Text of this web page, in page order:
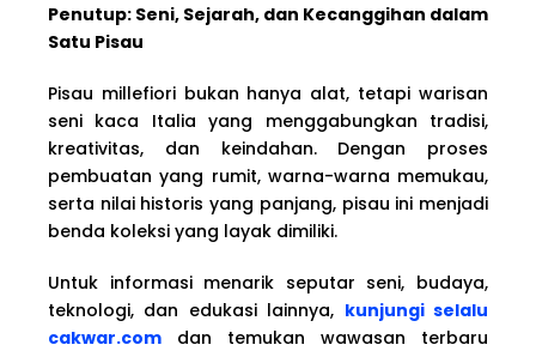
Penutup: Seni, Sejarah, dan Kecanggihan dalam
Satu Pisau
Pisau millefiori bukan hanya alat, tetapi warisan
seni kaca Italia yang menggabungkan tradisi,
kreativitas, dan keindahan. Dengan proses
pembuatan yang rumit, warna-warna memukau,
serta nilai historis yang panjang, pisau ini menjadi
benda koleksi yang layak dimiliki.
Untuk informasi menarik seputar seni, budaya,
teknologi, dan edukasi lainnya, kunjungi selalu
cakwar.com dan temukan wawasan terbaru